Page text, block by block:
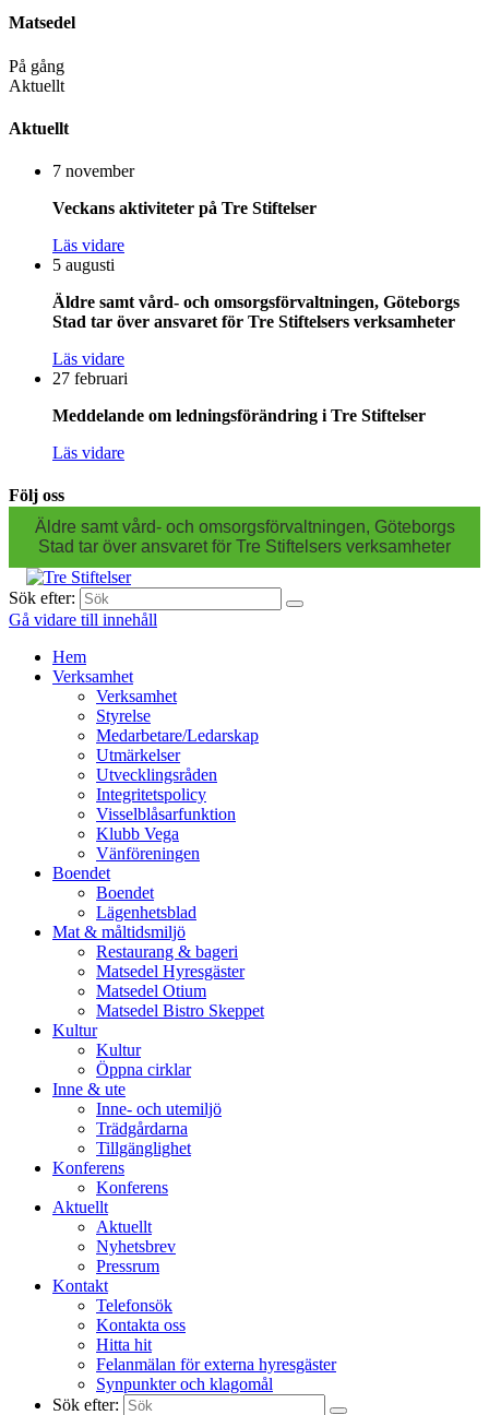
Matsedel
På gång
Aktuellt
Aktuellt
7 november
Veckans aktiviteter på Tre Stiftelser
Läs vidare
5 augusti
Äldre samt vård- och omsorgsförvaltningen, Göteborgs
Stad tar över ansvaret för Tre Stiftelsers verksamheter
Läs vidare
27 februari
Meddelande om ledningsförändring i Tre Stiftelser
Läs vidare
Följ oss
Äldre samt vård- och omsorgsförvaltningen, Göteborgs
Stad tar över ansvaret för Tre Stiftelsers verksamheter
Sök efter:
Gå vidare till innehåll
Hem
Verksamhet
Verksamhet
Styrelse
Medarbetare/Ledarskap
Utmärkelser
Utvecklingsråden
Integritetspolicy
Visselblåsarfunktion
Klubb Vega
Vänföreningen
Boendet
Boendet
Lägenhetsblad
Mat & måltidsmiljö
Restaurang & bageri
Matsedel Hyresgäster
Matsedel Otium
Matsedel Bistro Skeppet
Kultur
Kultur
Öppna cirklar
Inne & ute
Inne- och utemiljö
Trädgårdarna
Tillgänglighet
Konferens
Konferens
Aktuellt
Aktuellt
Nyhetsbrev
Pressrum
Kontakt
Telefonsök
Kontakta oss
Hitta hit
Felanmälan för externa hyresgäster
Synpunkter och klagomål
Sök efter: